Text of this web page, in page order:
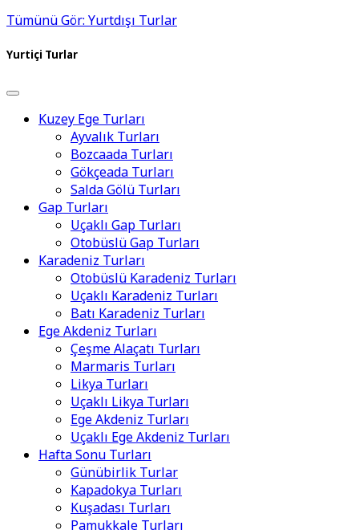
Tümünü Gör: Yurtdışı Turlar
Yurtiçi Turlar
Kuzey Ege Turları
Ayvalık Turları
Bozcaada Turları
Gökçeada Turları
Salda Gölü Turları
Gap Turları
Uçaklı Gap Turları
Otobüslü Gap Turları
Karadeniz Turları
Otobüslü Karadeniz Turları
Uçaklı Karadeniz Turları
Batı Karadeniz Turları
Ege Akdeniz Turları
Çeşme Alaçatı Turları
Marmaris Turları
Likya Turları
Uçaklı Likya Turları
Ege Akdeniz Turları
Uçaklı Ege Akdeniz Turları
Hafta Sonu Turları
Günübirlik Turlar
Kapadokya Turları
Kuşadası Turları
Pamukkale Turları